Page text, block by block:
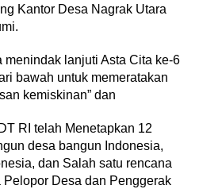
Kantor Desa Nagrak Utara
menindak lanjuti Asta Cita ke-6
bawah untuk memeratakan
kemiskinan” dan
RI telah Menetapkan 12
desa bangun Indonesia,
dan Salah satu rencana
Desa dan Penggerak